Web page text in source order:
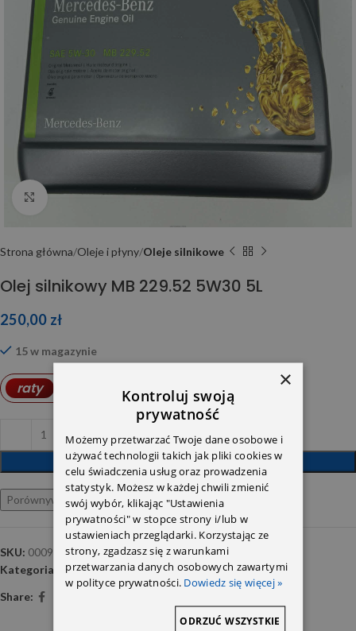
Click to enlarge
Strona główna Oleje i płyny Oleje silnikowe
Olej silnikowy MB 229.52 5W30 5L
250,00 zł
15 w magazynie
raty PLN
DODAJ DO KOSZYKA
Porównywarka Ulubione
SKU: 000989671013FBDW
Kategoria:
Oleje silnikowe
Share:
×
Kontroluj swoją
prywatność
Możemy przetwarzać Twoje dane osobowe i
używać technologii takich jak pliki cookies w
celu świadczenia usług oraz prowadzenia
statystyk. Możesz w każdej chwili zmienić
swój wybór, klikając "Ustawienia
prywatności" w stopce strony i/lub w
ustawieniach przeglądarki. Korzystając ze
strony, zgadzasz się z warunkami
przetwarzania danych osobowych zawartymi
w polityce prywatności. Dowiedz się więcej »
ODRZUĆ WSZYSTKIE